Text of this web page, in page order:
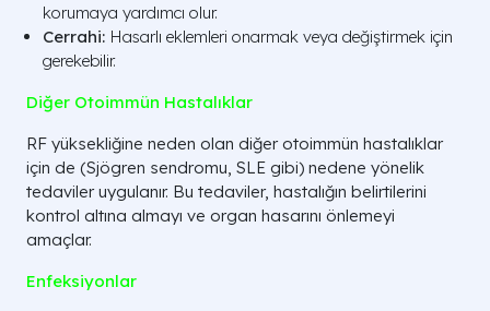
korumaya yardımcı olur.
Cerrahi: Hasarlı eklemleri onarmak veya değiştirmek için
gerekebilir.
Diğer Otoimmün Hastalıklar
RF yüksekliğine neden olan diğer otoimmün hastalıklar
için de (Sjögren sendromu, SLE gibi) nedene yönelik
tedaviler uygulanır. Bu tedaviler, hastalığın belirtilerini
kontrol altına almayı ve organ hasarını önlemeyi
amaçlar.
Enfeksiyonlar